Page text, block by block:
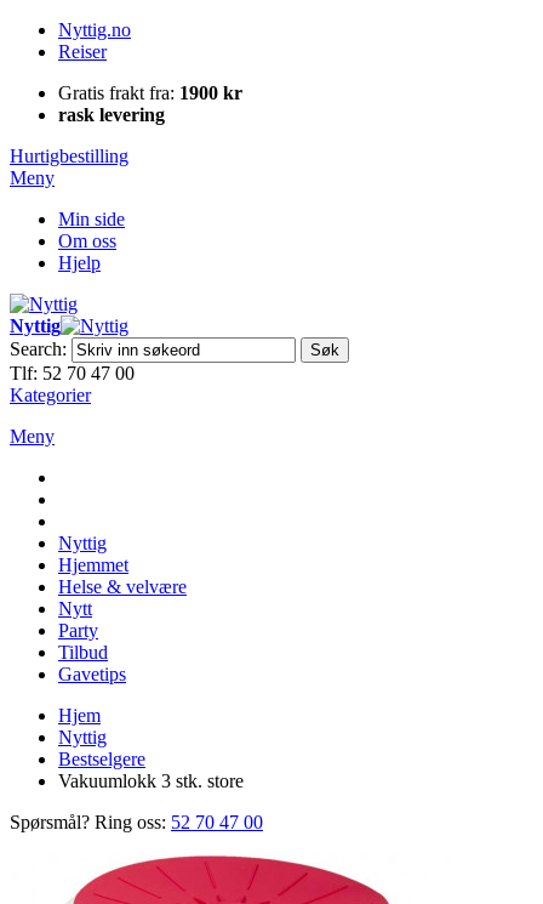
Nyttig.no
Reiser
Gratis frakt fra: 1900 kr
rask levering
Hurtigbestilling
Meny
Min side
Om oss
Hjelp
Nyttig
Search:
Søk
Tlf: 52 70 47 00
Kategorier
Meny
Nyttig
Hjemmet
Helse & velvære
Nytt
Party
Tilbud
Gavetips
Hjem
Nyttig
Bestselgere
Vakuumlokk 3 stk. store
Spørsmål? Ring oss: 52 70 47 00